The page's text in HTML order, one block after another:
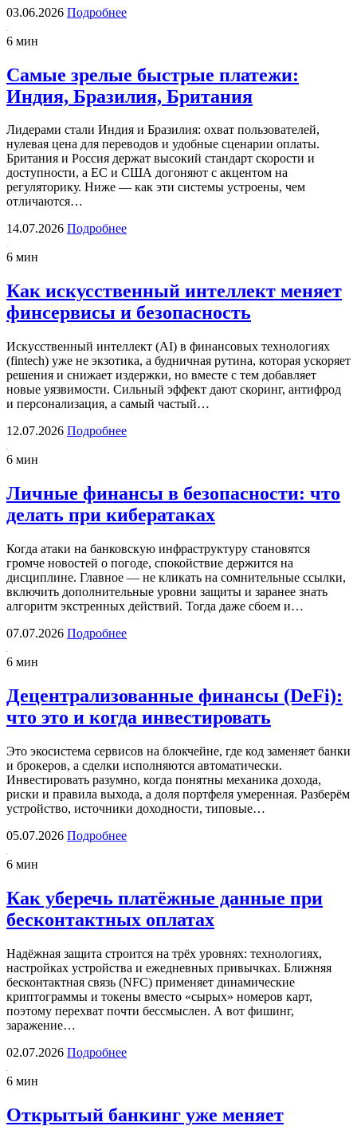
03.06.2026 Подробнее
6 мин
Самые зрелые быстрые платежи:
Индия, Бразилия, Британия
Лидерами стали Индия и Бразилия: охват пользователей,
нулевая цена для переводов и удобные сценарии оплаты.
Британия и Россия держат высокий стандарт скорости и
доступности, а ЕС и США догоняют с акцентом на
регуляторику. Ниже — как эти системы устроены, чем
отличаются…
14.07.2026 Подробнее
6 мин
Как искусственный интеллект меняет
финсервисы и безопасность
Искусственный интеллект (AI) в финансовых технологиях
(fintech) уже не экзотика, а будничная рутина, которая ускоряет
решения и снижает издержки, но вместе с тем добавляет
новые уязвимости. Сильный эффект дают скоринг, антифрод
и персонализация, а самый частый…
12.07.2026 Подробнее
6 мин
Личные финансы в безопасности: что
делать при кибератаках
Когда атаки на банковскую инфраструктуру становятся
громче новостей о погоде, спокойствие держится на
дисциплине. Главное — не кликать на сомнительные ссылки,
включить дополнительные уровни защиты и заранее знать
алгоритм экстренных действий. Тогда даже сбоем и…
07.07.2026 Подробнее
6 мин
Децентрализованные финансы (DeFi):
что это и когда инвестировать
Это экосистема сервисов на блокчейне, где код заменяет банки
и брокеров, а сделки исполняются автоматически.
Инвестировать разумно, когда понятны механика дохода,
риски и правила выхода, а доля портфеля умеренная. Разберём
устройство, источники доходности, типовые…
05.07.2026 Подробнее
6 мин
Как уберечь платёжные данные при
бесконтактных оплатах
Надёжная защита строится на трёх уровнях: технологиях,
настройках устройства и ежедневных привычках. Ближняя
бесконтактная связь (NFC) применяет динамические
криптограммы и токены вместо «сырых» номеров карт,
поэтому перехват почти бессмыслен. А вот фишинг,
заражение…
02.07.2026 Подробнее
6 мин
Открытый банкинг уже меняет